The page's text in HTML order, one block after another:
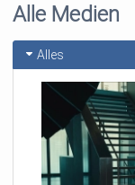
Alle Medien
Alles